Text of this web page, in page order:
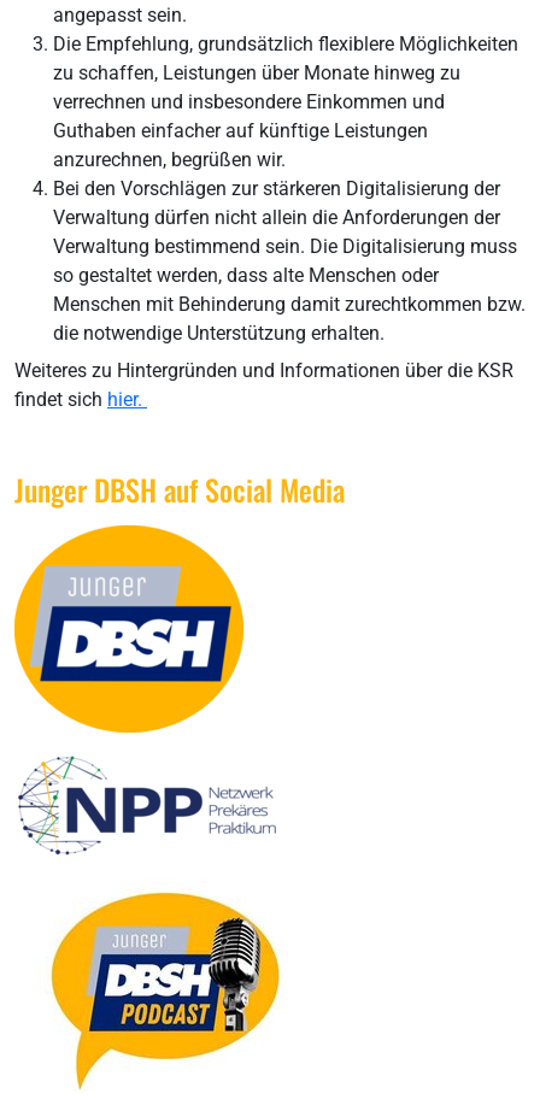
angepasst sein.
Die Empfehlung, grundsätzlich flexiblere Möglichkeiten
zu schaffen, Leistungen über Monate hinweg zu
verrechnen und insbesondere Einkommen und
Guthaben einfacher auf künftige Leistungen
anzurechnen, begrüßen wir.
Bei den Vorschlägen zur stärkeren Digitalisierung der
Verwaltung dürfen nicht allein die Anforderungen der
Verwaltung bestimmend sein. Die Digitalisierung muss
so gestaltet werden, dass alte Menschen oder
Menschen mit Behinderung damit zurechtkommen bzw.
die notwendige Unterstützung erhalten.
Weiteres zu Hintergründen und Informationen über die KSR
findet sich hier.
Junger DBSH auf Social Media